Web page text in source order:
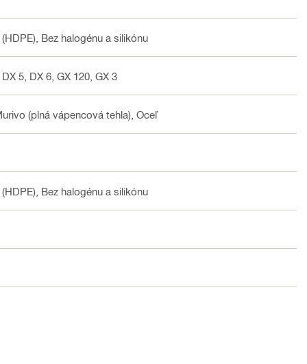
Bez halogénu a silikónu
5, DX 6, GX 120, GX 3
(plná vápencová tehla), Oceľ
Bez halogénu a silikónu